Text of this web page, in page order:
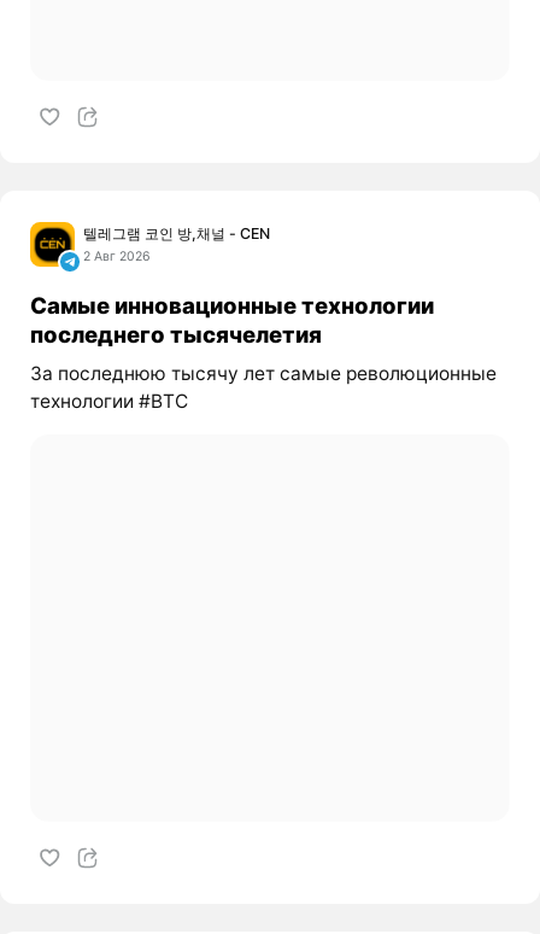
텔레그램 코인 방,채널 - CEN
2 Авг 2026
Самые инновационные технологии
последнего тысячелетия
За последнюю тысячу лет самые революционные
технологии #BTC